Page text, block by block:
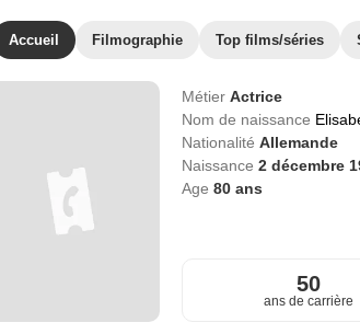
Accueil Filmographie Top films/séries
Métier Actrice
Nom de naissance
Nationalité Allemande
Naissance 2 décembre
Age 80ans
50
ans de carrière